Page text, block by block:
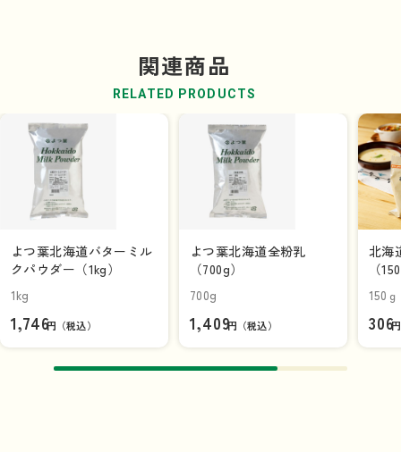
関連商品
RELATED PRODUCTS
よつ葉北海道バターミル
クパウダー（1kg）
1kg
1,746円（税込）
よつ葉北海道全粉乳
（700g）
700g
1,409円（税込）
北海
（
150ｇ
306